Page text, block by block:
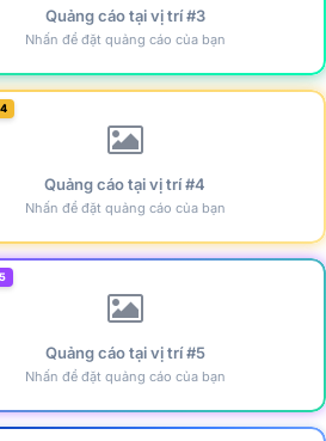
Quảng cáo tại vị trí #3
Nhấn để đặt quảng cáo của bạn
Quảng cáo tại vị trí #4
Nhấn để đặt quảng cáo của bạn
Quảng cáo tại vị trí #5
Nhấn để đặt quảng cáo của bạn